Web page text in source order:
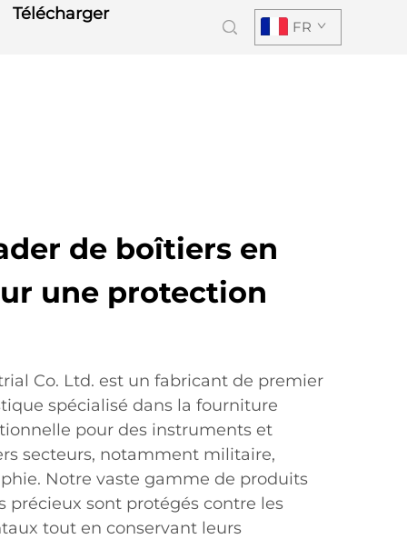
Télécharger
FR
de boîtiers en
une protection
Co. Ltd. est un fabricant de premier
spécialisé dans la fourniture
pour des instruments et
secteurs, notamment militaire,
Notre vaste gamme de produits
précieux sont protégés contre les
tout en conservant leurs